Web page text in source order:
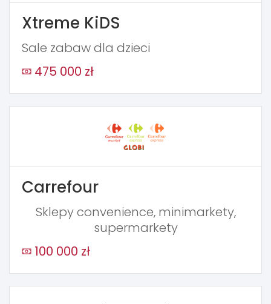
Xtreme KiDS
Sale zabaw dla dzieci
475 000 zł
Carrefour
Sklepy convenience, minimarkety,
supermarkety
100 000 zł